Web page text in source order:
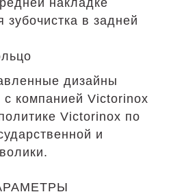
накладке
зубочистка в задней
дизайны
компанией Victorinox
Victorinox по
и